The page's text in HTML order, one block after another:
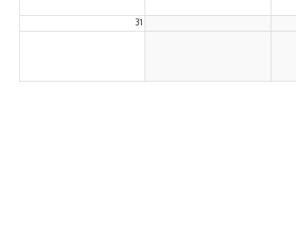
31